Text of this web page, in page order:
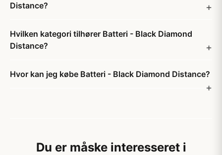
Distance?
Hvilken kategori tilhører Batteri - Black Diamond
Distance?
Hvor kan jeg købe Batteri - Black Diamond Distance?
Du er måske interesseret i